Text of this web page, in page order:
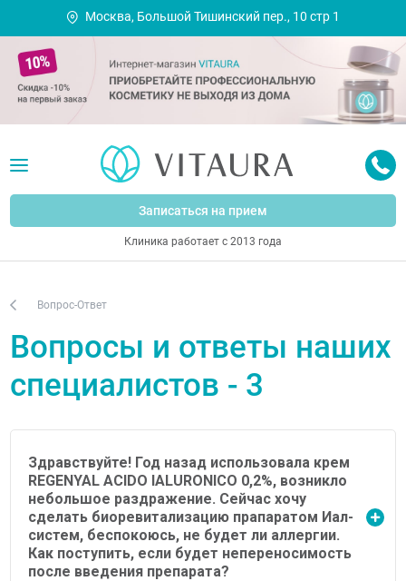
Москва, Большой Тишинский пер., 10 стр 1
Записаться на прием
Клиника работает с 2013 года
Вопрос-Ответ
Вопросы и ответы наших
специалистов - 3
Здравствуйте! Год назад использовала крем
REGENYAL ACIDO IALURONICO 0,2%, возникло
небольшое раздражение. Сейчас хочу
сделать биоревитализацию прапаратом Иал-
систем, беспокоюсь, не будет ли аллергии.
Как поступить, если будет непереносимость
после введения препарата?